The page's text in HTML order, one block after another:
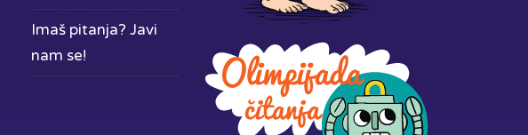
Imaš pitanja? Javi
nam se!